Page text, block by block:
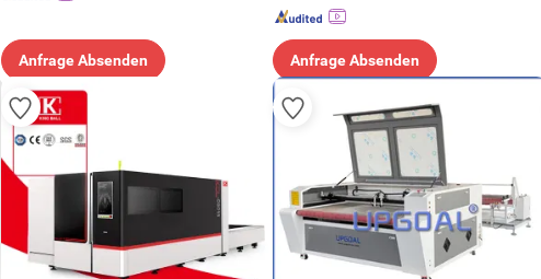
Anfrage Absenden Anfrage Absenden